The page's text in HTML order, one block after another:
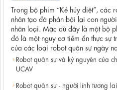
Trong bộ phim “Kẻ hủy diệt”, các
nhân tạo đã phản bội lại con
nhân loại. Mặc dù đây là một bộ
đó là một nguy cơ tiềm ẩn thực sự
của các loại robot quân sự ngày
Robot quân sự và kỷ nguyên của
UCAV
Robot quân sự - người lính tương